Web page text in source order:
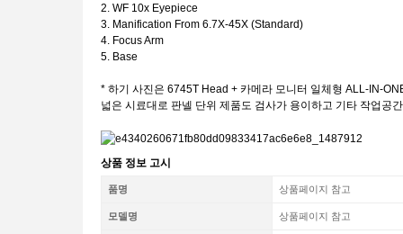
2. WF 10x Eyepiece
3. Manification From 6.7X-45X (Standard)
4. Focus Arm
5. Base
* 하기 사진은 6745T Head + 카메라 모니터 일체형 ALL-IN-
넓은 시료대로 판넬 단위 제품도 검사가 용이하고 기타 작업공
상품 정보 고시
품명 상품페이지 참고
모델명 상품페이지 참고